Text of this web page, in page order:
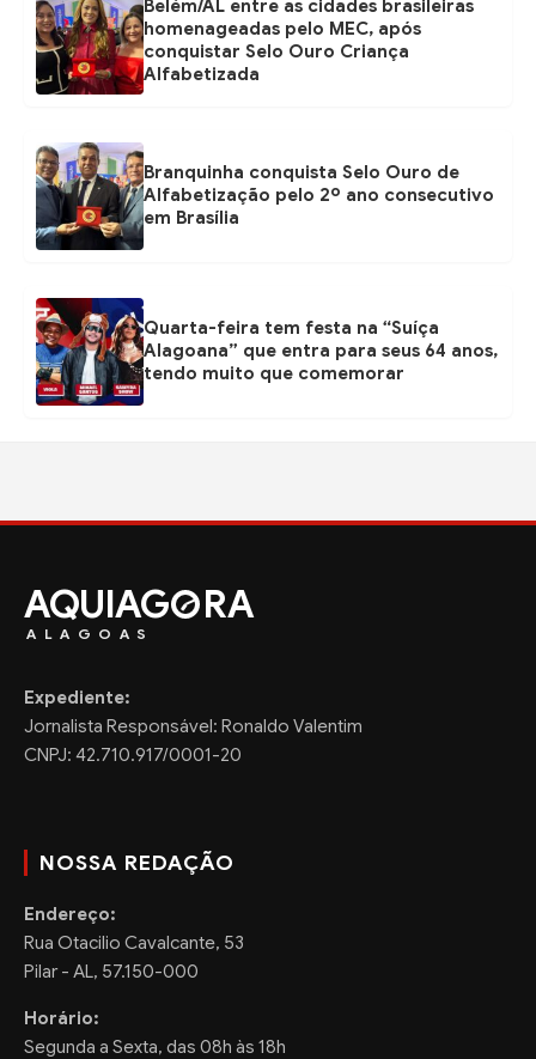
Belém/AL entre as cidades brasileiras
homenageadas pelo MEC, após
conquistar Selo Ouro Criança
Alfabetizada
Branquinha conquista Selo Ouro de
Alfabetização pelo 2º ano consecutivo
em Brasília
Quarta-feira tem festa na “Suíça
Alagoana” que entra para seus 64 anos,
tendo muito que comemorar
AQUIAG RA
ALAGOAS
Expediente:
Jornalista Responsável: Ronaldo Valentim
CNPJ: 42.710.917/0001-20
NOSSA REDAÇÃO
Endereço:
Rua Otacilio Cavalcante, 53
Pilar - AL, 57.150-000
Horário:
Segunda a Sexta, das 08h às 18h